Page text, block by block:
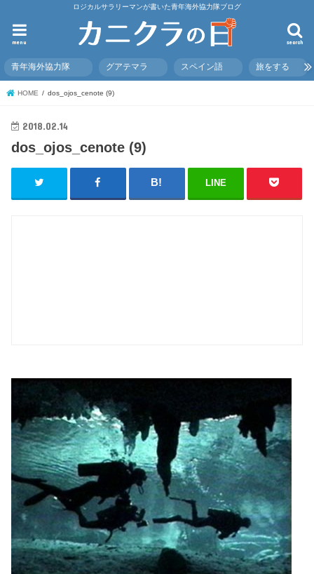
ロジカルサラリーマンが書いた青年海外協力隊ブログ
search
menu
青年海外協力隊 グアテマラ スペイン語 旅をする
HOME dos_ojos_cenote (9)
2018.02.14
dos_ojos_cenote (9)
LINE